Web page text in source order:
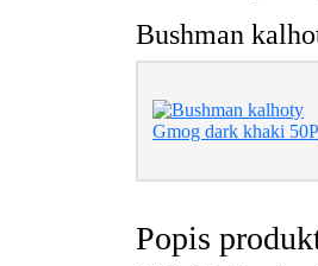
Bushman
Popis